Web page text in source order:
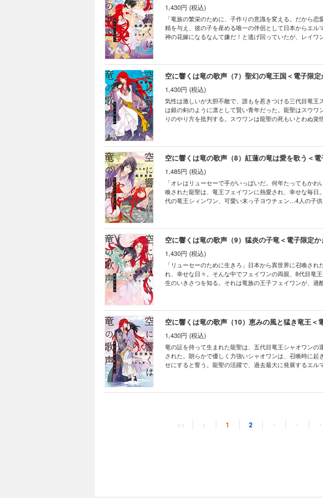
1,430円 (税込)
「竜族の繁栄のために、子作りの意識を変える。だから
精を与え、彼の子を産める唯一の伴侶として日本からエ
神の花嫁になるなんて嫌だ！と逃げ回っていたが、レイ
空に響くは竜の歌声（7）聖幻の竜王国＜電子限定
1,430円 (税込)
気性は激しいが大胆不敵で、誰もを惹きつける三代目竜
は銀の剣のように凛として賢い青年だった。龍聖はスウ
りのやり方を批判する。スウワンは龍聖の死もいとわぬ
空に響くは竜の歌声（8）紅蓮の竜は愛を歌う＜
1,485円 (税込)
「オレはリューセーで手がいっぱいだ。何年たってもか
喚された龍聖は、竜王フェイワンに熱愛され、幸せな毎
代の竜王シィンワン、可愛い末っ子ヨウチェン…4人の子
ートも追加収録！》
空に響くは竜の歌声（9）猛炎の子竜＜電子限定か
1,430円 (税込)
「リューセーのために生きろ」日本から異世界に召喚さ
れ、幸せな日々。そんな中でフェイワンの両親、8代目竜
生のいきさつを知る。それは竜族の王子フェイワンが、
空に響くは竜の歌声（10）恵みの風と猛き竜王＜
1,430円 (税込)
竜の証を持って生まれた龍聖は、五代目竜王シャオワン
された。朗らかで優しく力強いシャオワンは、召喚時に
せにすると誓う。龍聖の活躍で、過去最大に発展するエ
龍神の痣を持って生まれた龍聖は、まだ見ぬ龍神に恋い
目で堅物な竜王が、初恋をこじらせて動揺し、胸を締め
<< < 1 2 ・ ・ ・